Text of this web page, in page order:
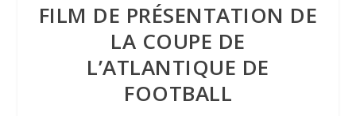
FILM DE PRÉSENTATION DE
LA COUPE DE
L’ATLANTIQUE DE
FOOTBALL